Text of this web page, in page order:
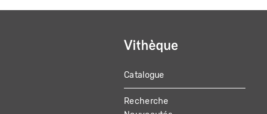
MAIN
NAVIGATION
Catalogue
Recherche